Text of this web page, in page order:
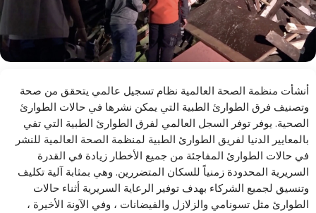
أنشأت منظمة الصحة العالمية نظام تسجيل عالمي يتحقق من صحة
وتصنيف فرق الطوارئ الطبية التي يمكن نشرها في حالات الطوارئ
الصحية. يوفر توفر السجل العالمي لفرق الطوارئ الطبية التي تفي
بالمعايير الدنيا لفريق الطوارئ الطبية لمنظمة الصحة العالمية للنشر
في حالات الطوارئ المفاجئة من جميع الأخطار زيادة في القدرة
السريرية المحدودة زمنياً للسكان المتضررين. وهي بمثابة آلية تكليف
وتنسيق لجميع الشركاء بهدف توفير الرعاية السريرية أثناء حالات
الطوارئ مثل تسونامي والزلازل والفيضانات ، وفي الآونة الأخيرة ،